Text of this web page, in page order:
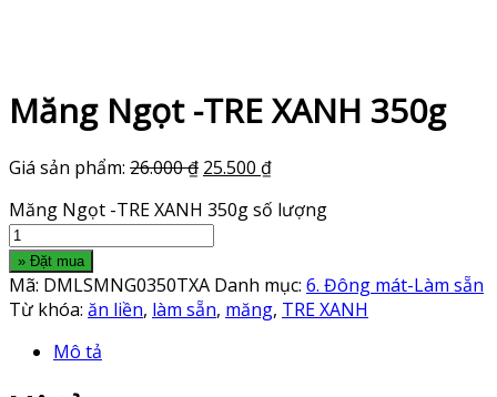
Măng Ngọt -TRE XANH 350g
Giá sản phẩm: 26.000₫ 25.500 ₫
Măng Ngọt -TRE XANH 350g số lượng
» Đặt mua
Mã: DMLSMNG0350TXA Danh mục: 6. Đông mát-Làm sẵn
Từ khóa: ăn liền, làm sẵn, măng, TRE XANH
Mô tả